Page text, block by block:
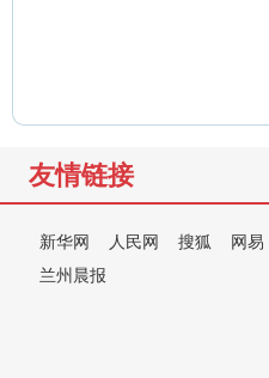
友情链接
新华网 人民网 搜狐 网易
兰州晨报